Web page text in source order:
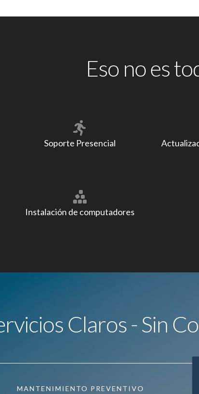
Eso no es
Soporte Presencial
Instalación de computadores
Claros - Sin
MANTENIMIENTO PREVENTIVO